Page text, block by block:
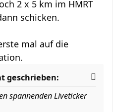
2 x 5 km im HMRT
schicken.
mal auf die
geschrieben:
spannenden Liveticker